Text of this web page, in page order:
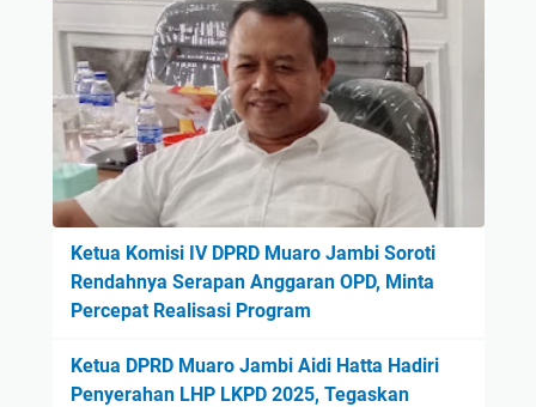
Ketua Komisi IV DPRD Muaro Jambi Soroti
Rendahnya Serapan Anggaran OPD, Minta
Percepat Realisasi Program
Ketua DPRD Muaro Jambi Aidi Hatta Hadiri
Penyerahan LHP LKPD 2025, Tegaskan